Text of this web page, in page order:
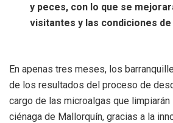
y peces, con lo que se
visitantes y las condiciones
En apenas tres meses, los
de los resultados del proceso de
cargo de las microalgas que limpiarán
ciénaga de Mallorquín, gracias a la